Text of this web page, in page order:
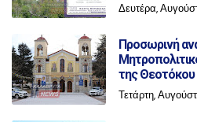
Δευτέρα,
Προσωρινή
της
Τετάρτη,